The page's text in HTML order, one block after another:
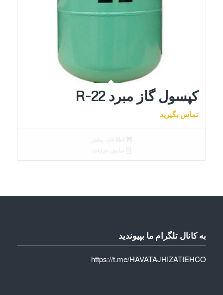
کپسول گاز مبرد R-22
تماس بگیرید
به کانال تلگرام ما بپیوندید
https://t.me/HAVATAJHIZATIEHCO